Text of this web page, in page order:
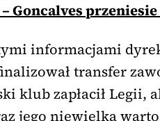
Goncalves
informacjami
transfer
klub zapłacił Legii,
jego niewielką